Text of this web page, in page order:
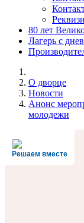
80 лет
Лагерь с
О дворце
Новости
Анонс
молодежи
Решаем вместе